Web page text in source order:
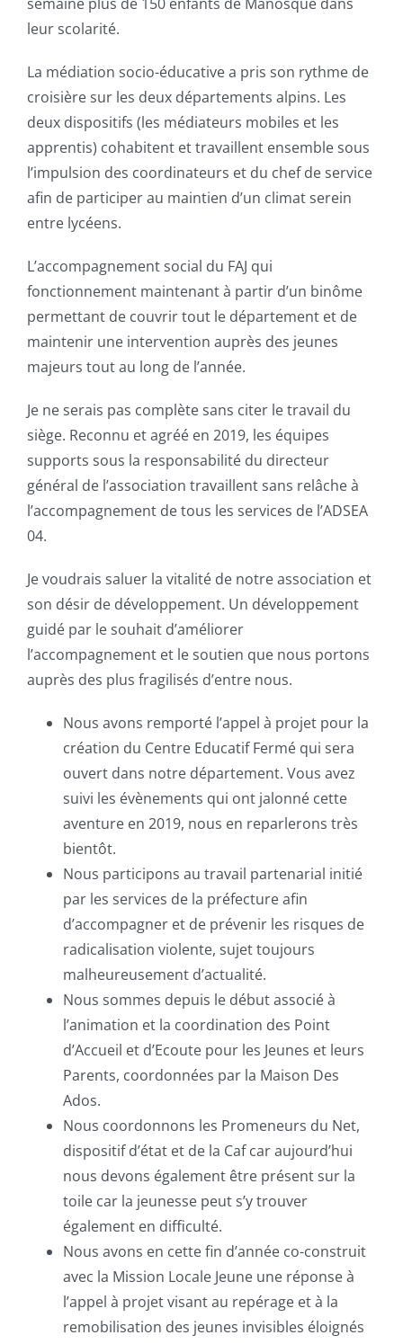
leur scolarité.
La médiation socio-éducative a pris son rythme de
croisière sur les deux départements alpins. Les
deux dispositifs (les médiateurs mobiles et les
apprentis) cohabitent et travaillent ensemble sous
l’impulsion des coordinateurs et du chef de service
afin de participer au maintien d’un climat serein
entre lycéens.
L’accompagnement social du FAJ qui
fonctionnement maintenant à partir d’un binôme
permettant de couvrir tout le département et de
maintenir une intervention auprès des jeunes
majeurs tout au long de l’année.
Je ne serais pas complète sans citer le travail du
siège. Reconnu et agréé en 2019, les équipes
supports sous la responsabilité du directeur
général de l’association travaillent sans relâche à
l’accompagnement de tous les services de l’ADSEA
04.
Je voudrais saluer la vitalité de notre association et
son désir de développement. Un développement
guidé par le souhait d’améliorer
l’accompagnement et le soutien que nous portons
auprès des plus fragilisés d’entre nous.
Nous avons remporté l’appel à projet pour la
création du Centre Educatif Fermé qui sera
ouvert dans notre département. Vous avez
suivi les évènements qui ont jalonné cette
aventure en 2019, nous en reparlerons très
bientôt.
Nous participons au travail partenarial initié
par les services de la préfecture afin
d’accompagner et de prévenir les risques de
radicalisation violente, sujet toujours
malheureusement d’actualité.
Nous sommes depuis le début associé à
l’animation et la coordination des Point
d’Accueil et d’Ecoute pour les Jeunes et leurs
Parents, coordonnées par la Maison Des
Ados.
Nous coordonnons les Promeneurs du Net,
dispositif d’état et de la Caf car aujourd’hui
nous devons également être présent sur la
toile car la jeunesse peut s’y trouver
également en difficulté.
Nous avons en cette fin d’année co-construit
avec la Mission Locale Jeune une réponse à
l’appel à projet visant au repérage et à la
remobilisation des jeunes invisibles éloignés